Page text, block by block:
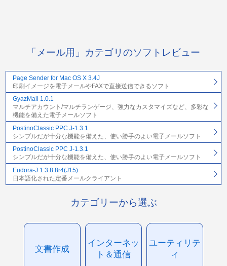
「メール用」カテゴリのソフトレビュー
Page Sender for Mac OS X 3.4J
印刷イメージを電子メールやFAXで直接送信できるソフト
GyazMail 1.0.1
マルチアカウント/マルチランゲージ、強力なカスタマイズなど、多彩な
機能を備えた電子メールソフト
PostinoClassic PPC J-1.3.1
シンプルだが十分な機能を備えた、使い勝手のよい電子メールソフト
PostinoClassic PPC J-1.3.1
シンプルだが十分な機能を備えた、使い勝手のよい電子メールソフト
Eudora-J 1.3.8.8r4(J15)
日本語化された定番メールクライアント
カテゴリーから選ぶ
文書作成
インターネッ
ト＆通信
ユーティリテ
ィ